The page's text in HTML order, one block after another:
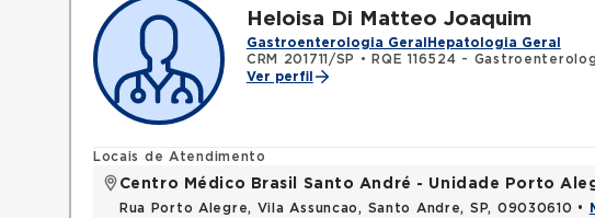
Heloisa Di Matteo Joaquim
Gastroenterologia Geral Hepatologia Geral
CRM 201711/SP
• RQE 116524 -
Ver perfil
Locais de Atendimento
Centro Médico Brasil Santo André - Unidade Porto
Rua Porto Alegre, Vila Assuncao, Santo Andre, SP, 09030610 •